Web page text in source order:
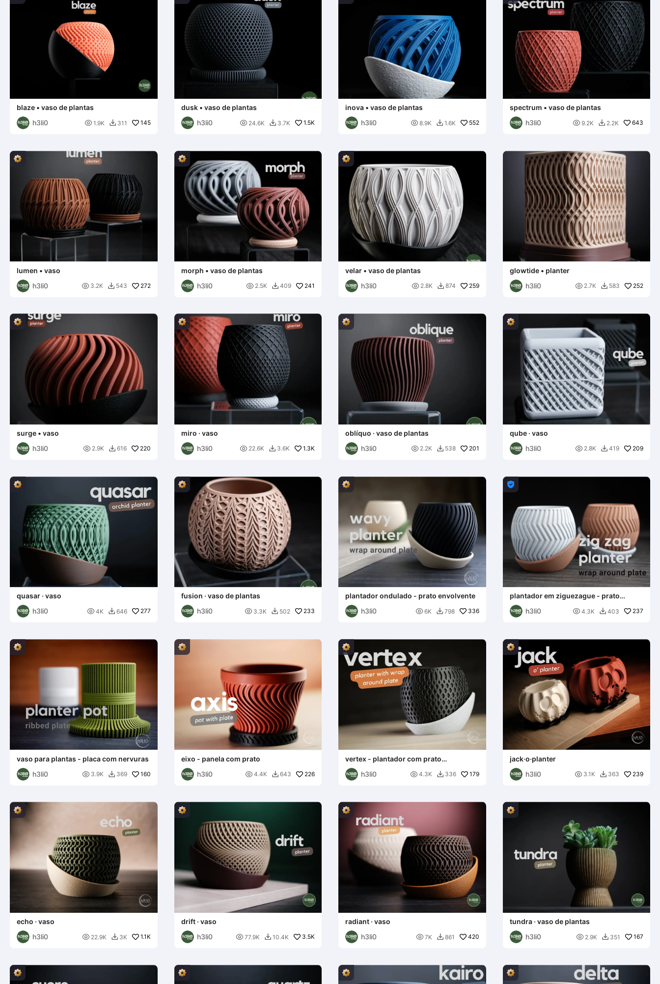
blaze • vaso de plantas
h3li0
 1.9K  311 145
dusk • vaso de plantas
h3li0
 24.6K  3.7K 1.5K
inova • vaso de plantas
h3li0
 8.9K  1.6K 552
spectrum • vaso de plantas
h3li0
 9.2K  2.2K 643
lumen • vaso
h3li0
 3.2K  543 272
morph • vaso de plantas
h3li0
 2.5K  409 241
velar • vaso de plantas
h3li0
 2.8K  874 259
glowtide • planter
h3li0
 2.7K  583 252
surge • vaso
h3li0
 2.9K  616 220
miro · vaso
h3li0
 22.6K  3.6K 1.3K
oblíquo · vaso de plantas
h3li0
 2.2K  538 201
qube · vaso
h3li0
 2.8K  419 209
quasar · vaso
h3li0
 4K  646 277
fusion · vaso de plantas
h3li0
 3.3K  502 233
plantador ondulado - prato envolvente
h3li0
 6K  798 336

plantador em ziguezague - prato
envolvente
h3li0
 4.3K  403 237
vaso para plantas - placa com nervuras
h3li0
 3.9K  369 160
eixo - panela com prato
h3li0
 4.4K  643 226
vertex - plantador com prato
envolvente
h3li0
 4.3K  336 179
jack·o·planter
h3li0
 3.1K  363 239
echo · vaso
h3li0
 22.9K  3K 1.1K
drift · vaso
h3li0
 77.9K  10.4K 3.5K
radiant · vaso
h3li0
 7K  861 420
tundra · vaso de plantas
h3li0
 2.9K  351 167